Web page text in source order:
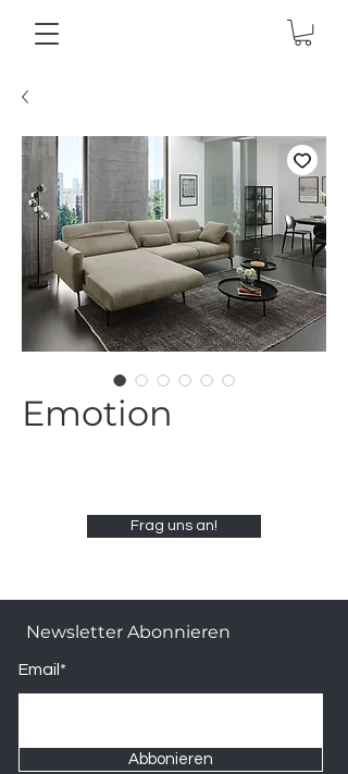
Emotion
Frag uns an!
Newsletter Abonnieren
Email*
Abbonieren